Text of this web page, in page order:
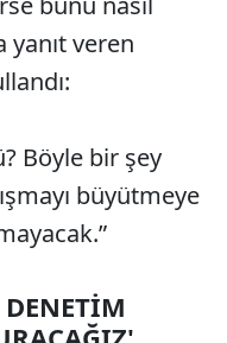
yanıt veren
Böyle bir şey
büyütmeye